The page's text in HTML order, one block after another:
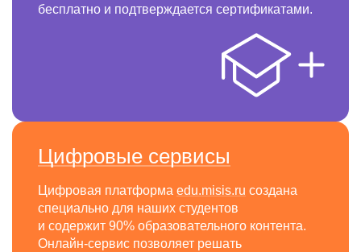
бесплатно и подтверждается сертификатами.
Цифровые сервисы
Цифровая платформа edu.misis.ru создана
специально для наших студентов
и содержит 90% образовательного контента.
Онлайн-сервис позволяет решать